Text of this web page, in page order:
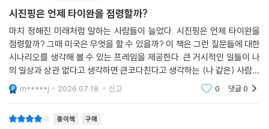
적인 대규모 전쟁의 위험임을 엄중하게 경고한다. 오늘날 강대국 내 여론
의 상호 불신은 1914년보다 훨씬 높으며, 무역, 기술, 안보 등 여러 층위의
불만이 하나로 융합되어 분쟁의 불씨를 키우고 있다. 특히 냉전 시대에 평
화를 유지해 주었다고 믿어지는 핵무기의 억지력이나 경제적 상호의존성
조차, 복잡한 다극 체제하에서는 강대국 간 전쟁을 완벽히 막아줄 수 없다
는 것이 저자의 냉혹한 진단이다.
시진핑은 언제 타이완을 점령할까?
마치 정해진 미래처럼 말하는 사람들이 늘었다. 시진핑은 언제 타이완을
점령할까? 그때 미국은 무엇을 할 수 있을까? 이 책은 그런 질문들에 대한
시나리오를 생각해 볼 수 있는 프레임을 제공한다. 큰 거시적인 일들이 나
의 일상과 상관 없다고 생각하면 큰코다친다고 생각하는 (나 같은) 사람이
라면 꼭 읽어 볼 필요가 있다. 장기 전망에 대한 대응 시나리오가 없으면 대
부분 한 번은
m*****j 2026.07.18. 신고 0 댓글0
종이책 구매